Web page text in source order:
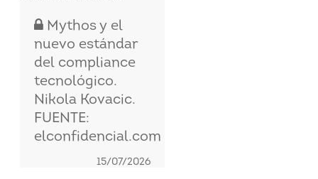
Mythos y el
nuevo estándar
del compliance
tecnológico.
Nikola Kovacic.
FUENTE:
elconfidencial.com
15/07/2026